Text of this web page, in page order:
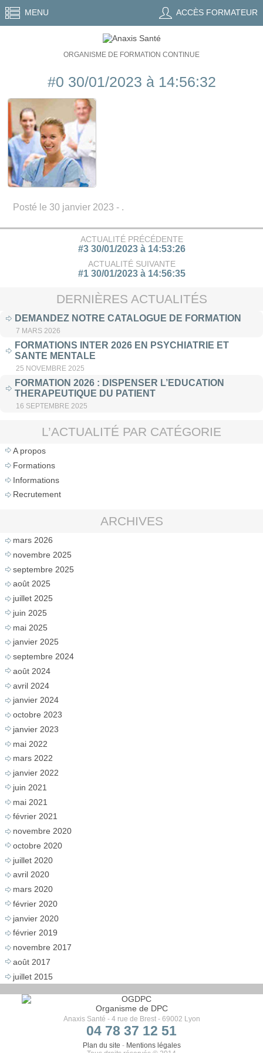
MENU ACCÈS FORMATEUR
ORGANISME DE FORMATION CONTINUE
#0 30/01/2023 à 14:56:32
Posté le 30 janvier 2023 - .
ACTUALITÉ PRÉCÉDENTE
#3 30/01/2023 à 14:53:26
ACTUALITÉ SUIVANTE
#1 30/01/2023 à 14:56:35
DERNIÈRES ACTUALITÉS
DEMANDEZ NOTRE CATALOGUE DE FORMATION
7 MARS 2026
FORMATIONS INTER 2026 EN PSYCHIATRIE ET
SANTE MENTALE
25 NOVEMBRE 2025
FORMATION 2026 : DISPENSER L’EDUCATION
THERAPEUTIQUE DU PATIENT
16 SEPTEMBRE 2025
L’ACTUALITÉ PAR CATÉGORIE
A propos
Formations
Informations
Recrutement
ARCHIVES
mars 2026
novembre 2025
septembre 2025
août 2025
juillet 2025
juin 2025
mai 2025
janvier 2025
septembre 2024
août 2024
avril 2024
janvier 2024
octobre 2023
janvier 2023
mai 2022
mars 2022
janvier 2022
juin 2021
mai 2021
février 2021
novembre 2020
octobre 2020
juillet 2020
avril 2020
mars 2020
février 2020
janvier 2020
février 2019
novembre 2017
août 2017
juillet 2015
Organisme de DPC
Anaxis Santé - 4 rue de Brest - 69002 Lyon
04 78 37 12 51
Plan du site - Mentions légales